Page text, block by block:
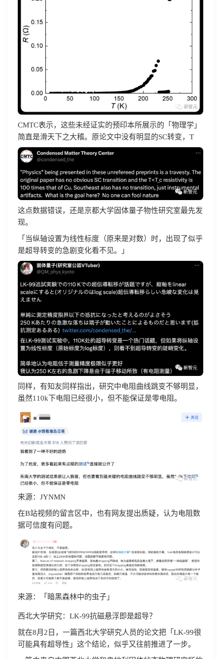
CMTC表示，这些未经证实的预印本所展示的「物理学」
简直是滑天下之大稽。原论文中没有明显的SC转变，T
这点数据错误，还是京都大学固体量子物性研究室最先发
现。
「当纵轴设置为线性标度（原来是对数）时，出现了似乎
是超导转变的急剧变化看不见。」
同样，有知友同样指出，研究中电阻曲线跳变不够明显，
虽然110k下电阻已经很小，但不能保证是零电阻。
来源：JYNMN
在B站视频的留言区中，也有网友提出质疑，认为电阻数
据可信度有问题。
来源：「暗黑森林中的虫子」
西北大学研究：LK-99抗磁悬浮即是超导？
就在8月2日，一篇西北大学研究人员的论文把「LK-99很
可能具有超导性」这个结论，似乎又往前推进了一步。
我已阅读并同意通讯云服务条款和通讯云隐私政策
提交
不了，谢谢